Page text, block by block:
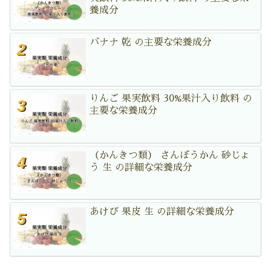
養成分
バナナ 乾 の主要な栄養成分
りんご 果実飲料 30%果汁入り飲料 の
主要な栄養成分
（かんきつ類） さんぼうかん 砂じょ
う 生 の詳細な栄養成分
あけび 果皮 生 の詳細な栄養成分